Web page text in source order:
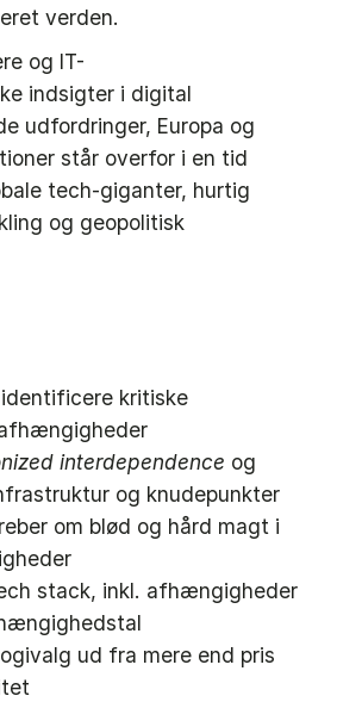
verden.
og IT-
indsigter i digital
udfordringer, Europa og
står overfor i en tid
tech-giganter, hurtig
og geopolitisk
kritiske
interdependence og
og knudepunkter
om blød og hård magt i
stack, inkl. afhængigheder
ud fra mere end pris